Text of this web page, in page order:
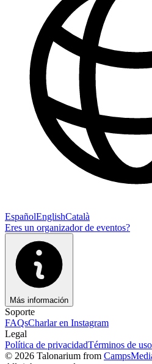
EspañolEnglishCatalà
Eres un organizador de eventos?
Más información
Soporte
FAQsCharlar en Instagram
Legal
Política de privacidadTérminos de uso
© 2026 Talonarium from